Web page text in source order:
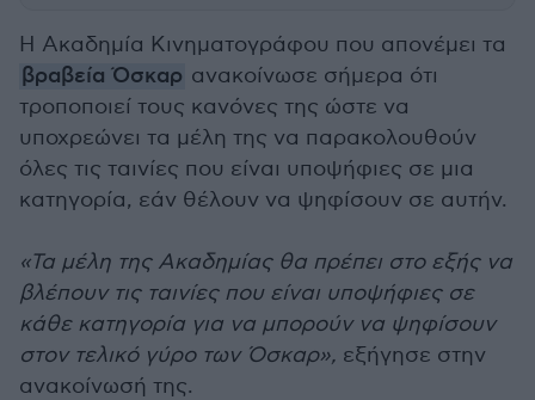
Η Ακαδημία Κινηματογράφου που απονέμει τα
βραβεία Όσκαρ ανακοίνωσε σήμερα ότι
τροποποιεί τους κανόνες της ώστε να
υποχρεώνει τα μέλη της να παρακολουθούν
όλες τις ταινίες που είναι υποψήφιες σε μια
κατηγορία, εάν θέλουν να ψηφίσουν σε αυτήν.
«Τα μέλη της Ακαδημίας θα πρέπει στο εξής να
βλέπουν τις ταινίες που είναι υποψήφιες σε
κάθε κατηγορία για να μπορούν να ψηφίσουν
στον τελικό γύρο των Όσκαρ», εξήγησε στην
ανακοίνωσή της.